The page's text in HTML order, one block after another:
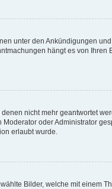
unter den Ankündigungen
hängt es von
nicht mehr geantwortet
oder Administrator
erlaubt wurde.
Bilder, welche mit einem